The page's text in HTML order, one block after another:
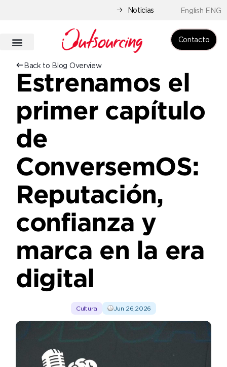
Noticias English ENG
Contacto
Back to Blog Overview
Estrenamos el
primer capítulo
de
ConversemOS:
Reputación,
confianza y
marca en la era
digital
Cultura Jun 26,2026